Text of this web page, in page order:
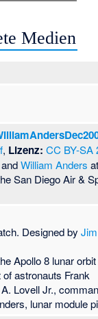
Medien
, Lizenz: CC BY-SA
andWilliam Anders
San Diego Air &
Designed byJim
Apollo 8 lunar orbit
astronauts Frank
Lovell Jr.,
lunar module